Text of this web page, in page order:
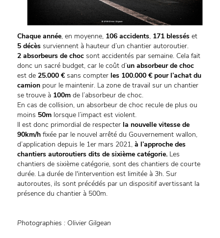
Chaque année, en moyenne, 106 accidents, 171 blessés et
5 décès surviennent à hauteur d’un chantier autoroutier.
2 absorbeurs de choc sont accidentés par semaine. Cela fait
donc un sacré budget, car le coût d’un absorbeur de choc
est de 25.000 € sans compter les 100.000 € pour l’achat du
camion pour le maintenir. La zone de travail sur un chantier
se trouve à 100m de l’absorbeur de choc.
En cas de collision, un absorbeur de choc recule de plus ou
moins 50m lorsque l’impact est violent.
Il est donc primordial de respecter la nouvelle vitesse de
90km/h fixée par le nouvel arrêté du Gouvernement wallon,
d’application depuis le 1er mars 2021, à l’approche des
chantiers autoroutiers dits de sixième catégorie. Les
chantiers de sixième catégorie, sont des chantiers de courte
durée. La durée de l'intervention est limitée à 3h. Sur
autoroutes, ils sont précédés par un dispositif avertissant la
présence du chantier à 500m.
Photographies : Olivier Gilgean